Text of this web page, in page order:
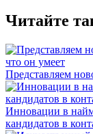
Читайте
Представляем
Инновации в
кандидатов в